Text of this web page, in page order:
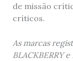
de missão
críticos.
As marcas
BLACKBERRY